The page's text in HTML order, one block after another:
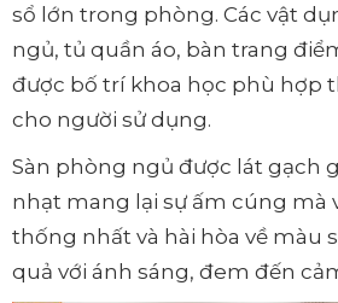
sổ lớn trong phòng. Các vật
ngủ, tủ quần áo, bàn trang
được bố trí khoa học phù hợp
cho người sử dụng.
Sàn phòng ngủ được lát gạch
nhạt mang lại sự ấm cúng mà
thống nhất và hài hòa về màu
quả với ánh sáng, đem đến